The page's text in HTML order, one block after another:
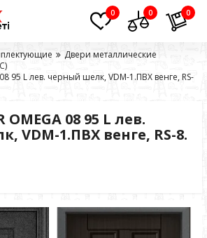
0 0 0
Двери металлические
95 L лев. черный шелк, VDM-1.ПВХ венге, RS-
OMEGA 08 95 L лев.
VDM-1.ПВХ венге, RS-8.